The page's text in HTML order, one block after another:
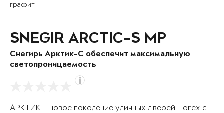
графит
SNEGIR ARCTIC-S MP
Снегирь Арктик-С обеспечит максимальную
светопроницаемость
АРКТИК – новое поколение уличных дверей Torex с